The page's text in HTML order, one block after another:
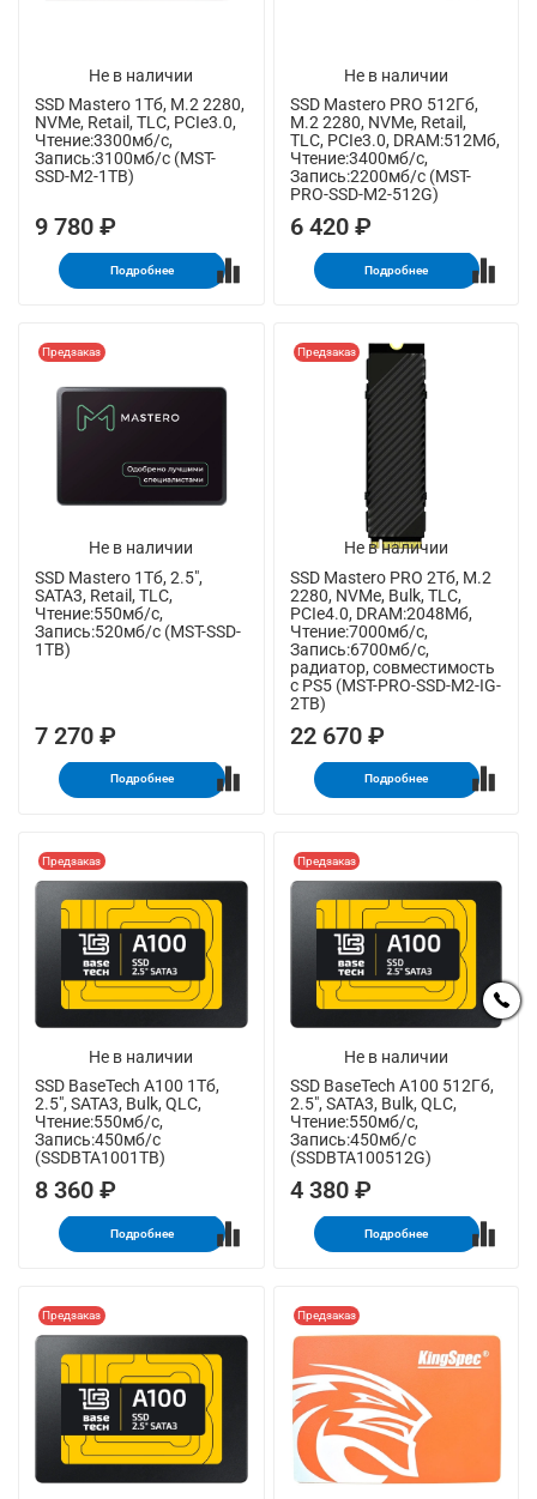
Не в наличии
SSD Mastero 1Тб, M.2 2280,
NVMe, Retail, TLC, PCIe3.0,
Чтение:3300мб/с,
Запись:3100мб/с (MST-
SSD-M2-1TB)
9 780 ₽
Подробнее
Не в наличии
SSD Mastero PRO 512Гб,
M.2 2280, NVMe, Retail,
TLC, PCIe3.0, DRAM:512Мб,
Чтение:3400мб/с,
Запись:2200мб/с (MST-
PRO-SSD-M2-512G)
6 420 ₽
Подробнее
Не в наличии
Предзаказ
SSD Mastero 1Тб, 2.5",
SATA3, Retail, TLC,
Чтение:550мб/с,
Запись:520мб/с (MST-SSD-
1TB)
7 270 ₽
Подробнее
Не в наличии
Предзаказ
SSD Mastero PRO 2Тб, M.2
2280, NVMe, Bulk, TLC,
PCIe4.0, DRAM:2048Мб,
Чтение:7000мб/с,
Запись:6700мб/с,
радиатор, совместимость
с PS5 (MST-PRO-SSD-M2-IG-
2TB)
22 670 ₽
Подробнее
Не в наличии
Предзаказ
SSD BaseTech A100 1Тб,
2.5", SATA3, Bulk, QLC,
Чтение:550мб/с,
Запись:450мб/с
(SSDBTA1001TB)
8 360 ₽
Подробнее
Не в наличии
Предзаказ
SSD BaseTech A100 512Гб,
2.5", SATA3, Bulk, QLC,
Чтение:550мб/с,
Запись:450мб/с
(SSDBTA100512G)
4 380 ₽
Подробнее
Предзаказ Предзаказ